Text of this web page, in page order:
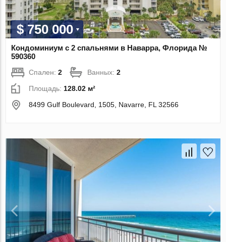
$ 750 000
Кондоминиум с 2 спальнями в Наварра, Флорида №
590360
Спален:2 Ванных:2
Площадь:128.02 м²
8499 Gulf Boulevard, 1505, Navarre, FL 32566